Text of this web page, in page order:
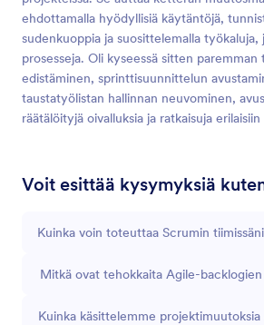
ehdottamalla hyödyllisiä käytäntöjä,
sudenkuoppia ja suosittelemalla
prosesseja. Oli kyseessä sitten paremman
edistäminen, sprinttisuunnittelun
taustatyölistan hallinnan neuvominen,
räätälöityjä oivalluksia ja ratkaisuja
Voit esittää kysymyksiä
Kuinka voin toteuttaa Scrumin
Mitkä ovat tehokkaita Agile-
Kuinka käsittelemme projektimuutoksia